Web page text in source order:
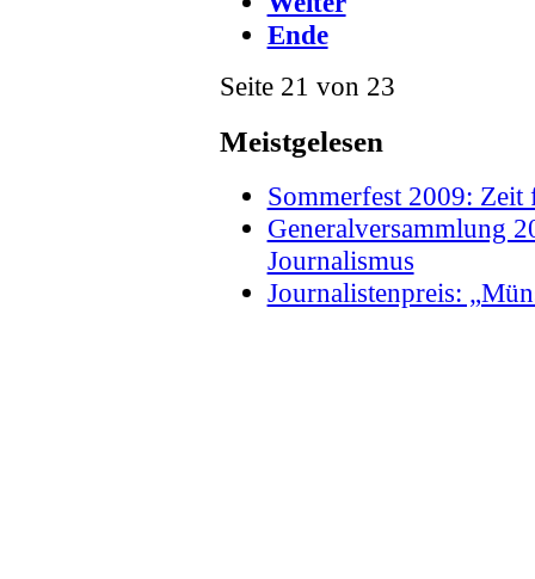
Ende
Seite 21 von 23
Meistgelesen
Sommerfest 2009:
Generalversammlung
Journalismus
Journalistenpreis: